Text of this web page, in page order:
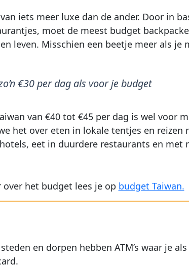
iets meer luxe dan de ander. Door in
moet de meest budget
leven. Misschien een beetje meer als
€30 per dag als voor je budget
van €40 tot €45 per dag is wel voor
het over eten in lokale tentjes en
eet in duurdere restaurants en met
het budget lees je op budget Taiwan.
en dorpen hebben ATM’s waar je